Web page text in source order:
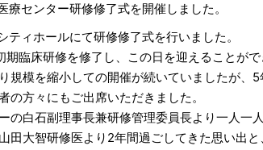
療センター研修修了式を開催しました。
ィホールにて研修修了式を行いました。
臨床研修を修了し、この日を迎えることがで
規模を縮小しての開催が続いていましたが、
の方々にもご出席いただきました。
の白石副理事長兼研修管理委員長より一人一
田大智研修医より2年間過ごしてきた思い出